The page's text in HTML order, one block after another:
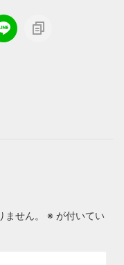
せん。 ※ が付いてい